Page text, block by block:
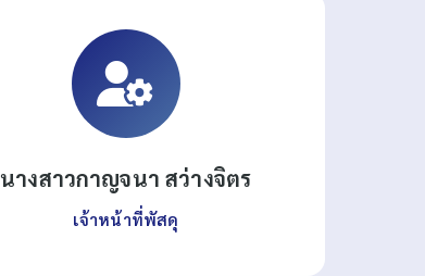
นางสาวกาญจนา สว่างจิตร
เจ้าหน้าที่พัสดุ